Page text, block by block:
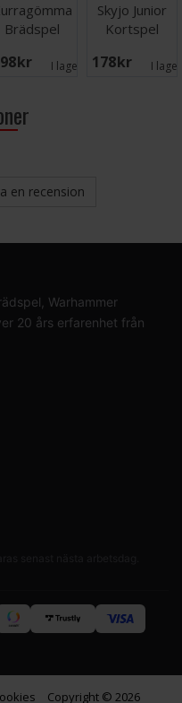
Brädspel
SEK I lager:
Skyjo Junior
Kortspel
178 SEK I
en recension
Warhammer
20 års erfarenhet från
Copyright © 2026